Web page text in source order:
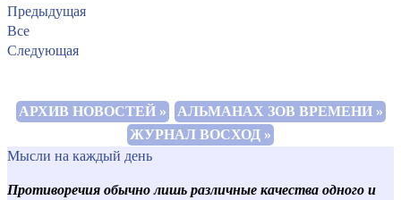
Предыдущая
Все
Следующая
АРХИВ НОВОСТЕЙ »
АЛЬМАНАХ ЗОВ ВРЕМЕНИ »
ЖУРНАЛ ВОСХОД »
Мысли на каждый день
Противоречия обычно лишь различные качества одного и